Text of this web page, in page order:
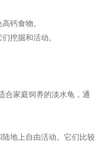
钙食物。
挖掘和活动。
合家庭饲养的淡水龟，通
地上自由活动。它们比较